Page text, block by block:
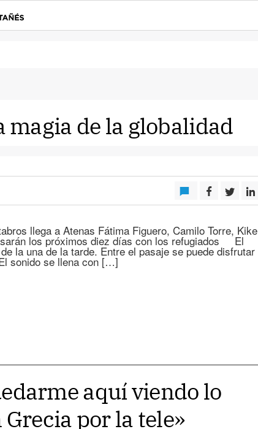
magia de la globalidad
llega a Atenas Fátima Figuero, Camilo Torre, Kike
los próximos diez días con los refugiados El
la una de la tarde. Entre el pasaje se puede disfrutar
sonido se llena con […]
aquí viendo lo
por la tele»